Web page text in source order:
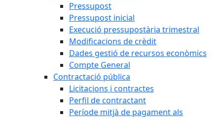
Pressupost
Pressupost inicial
Execució pressupostària trimestral
Modificacions de crèdit
Dades gestió de recursos econòmics
Compte General
Contractació pública
Licitacions i contractes
Perfil de contractant
Període mitjà de pagament als